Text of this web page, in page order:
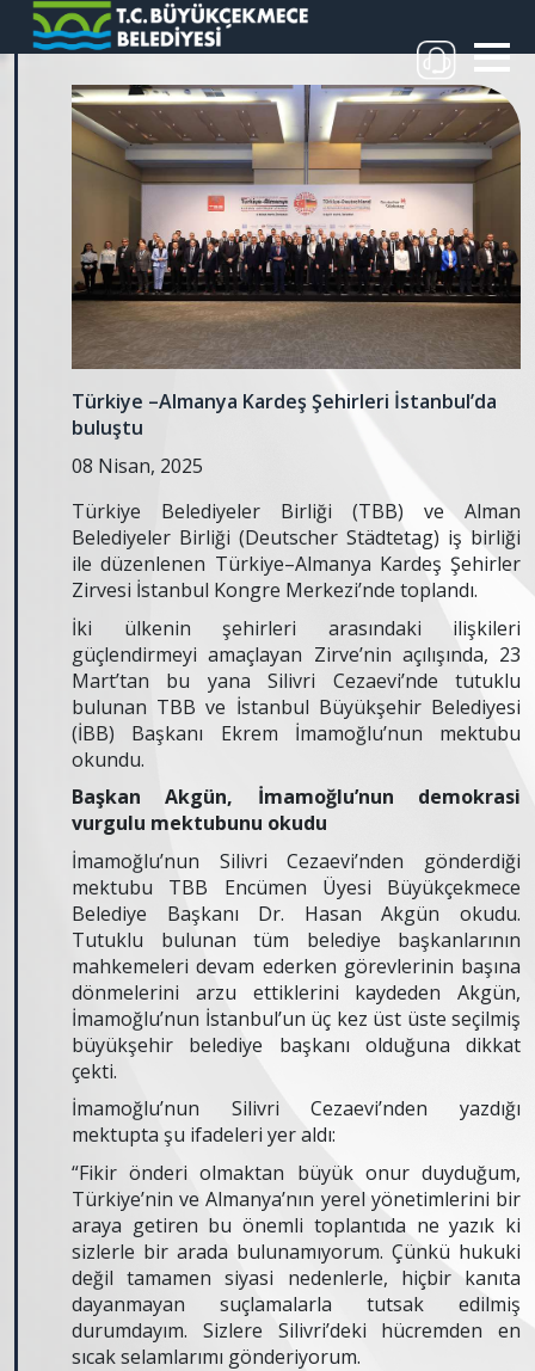
Türkiye –Almanya Kardeş Şehirleri İstanbul’da
buluştu
08 Nisan, 2025
Türkiye Belediyeler Birliği (TBB) ve Alman
Belediyeler Birliği (Deutscher Städtetag) iş birliği
ile düzenlenen Türkiye–Almanya Kardeş Şehirler
Zirvesi İstanbul Kongre Merkezi’nde toplandı.
İki ülkenin şehirleri arasındaki ilişkileri
güçlendirmeyi amaçlayan Zirve’nin açılışında, 23
Mart’tan bu yana Silivri Cezaevi’nde tutuklu
bulunan TBB ve İstanbul Büyükşehir Belediyesi
(İBB) Başkanı Ekrem İmamoğlu’nun mektubu
okundu.
Başkan Akgün, İmamoğlu’nun demokrasi
vurgulu mektubunu okudu
İmamoğlu’nun Silivri Cezaevi’nden gönderdiği
mektubu TBB Encümen Üyesi Büyükçekmece
Belediye Başkanı Dr. Hasan Akgün okudu.
Tutuklu bulunan tüm belediye başkanlarının
mahkemeleri devam ederken görevlerinin başına
dönmelerini arzu ettiklerini kaydeden Akgün,
İmamoğlu’nun İstanbul’un üç kez üst üste seçilmiş
büyükşehir belediye başkanı olduğuna dikkat
çekti.
İmamoğlu’nun Silivri Cezaevi’nden yazdığı
mektupta şu ifadeleri yer aldı:
“Fikir önderi olmaktan büyük onur duyduğum,
Türkiye’nin ve Almanya’nın yerel yönetimlerini bir
araya getiren bu önemli toplantıda ne yazık ki
sizlerle bir arada bulunamıyorum. Çünkü hukuki
değil tamamen siyasi nedenlerle, hiçbir kanıta
dayanmayan suçlamalarla tutsak edilmiş
durumdayım. Sizlere Silivri’deki hücremden en
sıcak selamlarımı gönderiyorum.